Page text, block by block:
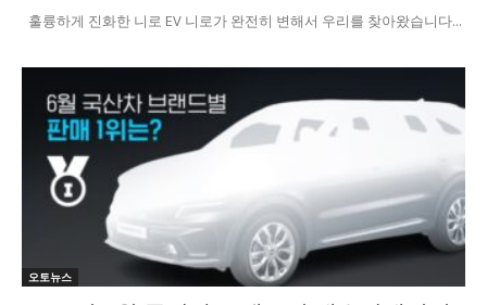
훌륭하게 진화한 니로 EV 니로가 완전히 변해서 우리를 찾아왔습니다...
오토뉴스